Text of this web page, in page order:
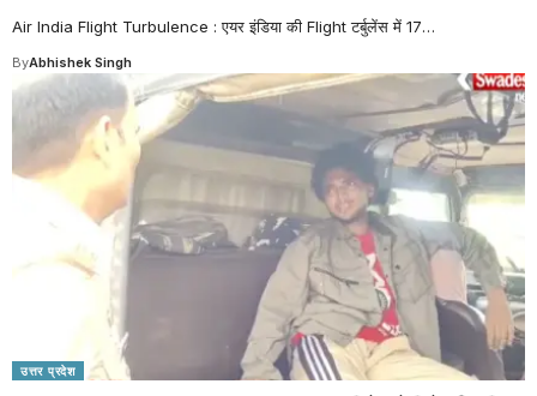
Air India Flight Turbulence : एयर इंडिया की Flight टर्बुलेंस में 17…
ByAbhishek Singh
उत्तर प्रदेश